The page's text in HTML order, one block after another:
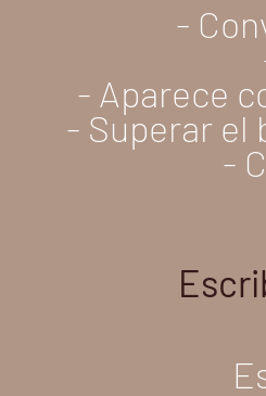
-
- Aparece
- Superar el
-